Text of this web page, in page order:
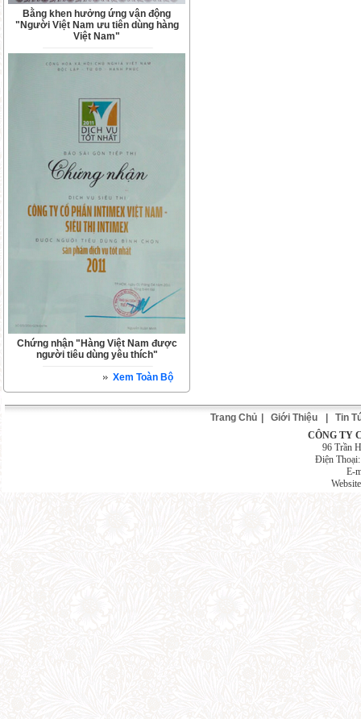
Bằng khen hưởng ứng vận động
"Người Việt Nam ưu tiên dùng hàng
Việt Nam"
Chứng nhận "Hàng Việt Nam được
người tiêu dùng yêu thích"
Xem Toàn Bộ
Trang Chủ Giới Thiệu
Tin
CÔNG TY
96 Trần
Điện
E-